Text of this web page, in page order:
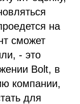
на
сможет
- это
Bolt, в
компании,
для